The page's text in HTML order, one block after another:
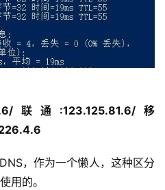
联通:123.125.81.6/移
，作为一个懒人，这种区分
用的。